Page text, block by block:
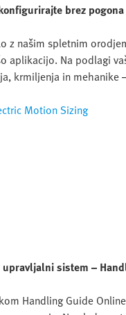
brez
z našim spletnim
aplikacijo. Na podlagi
krmiljenja in mehanike
Motion Sizing
sistem –
Handling Guide